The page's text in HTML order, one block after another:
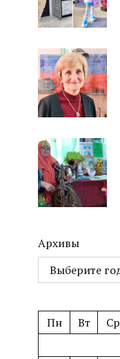
Архивы
Пн Вт Ср